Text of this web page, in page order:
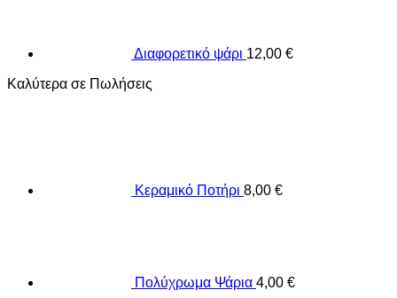
Διαφορετικό ψάρι 12,00 €
Καλύτερα σε Πωλήσεις
Κεραμικό Ποτήρι 8,00 €
Πολύχρωμα Ψάρια 4,00 €